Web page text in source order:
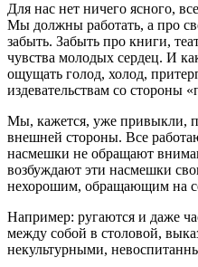
Для нас нет ничего ясного,
Мы должны работать, а про
забыть. Забыть про книги,
чувства молодых сердец. И
ощущать голод, холод,
издевательствам со стороны
Мы, кажется, уже привыкли,
внешней стороны. Все
насмешки не обращают
возбуждают эти насмешки
нехорошим, обращающим на
Например: ругаются и даже
между собой в столовой,
некультурными,